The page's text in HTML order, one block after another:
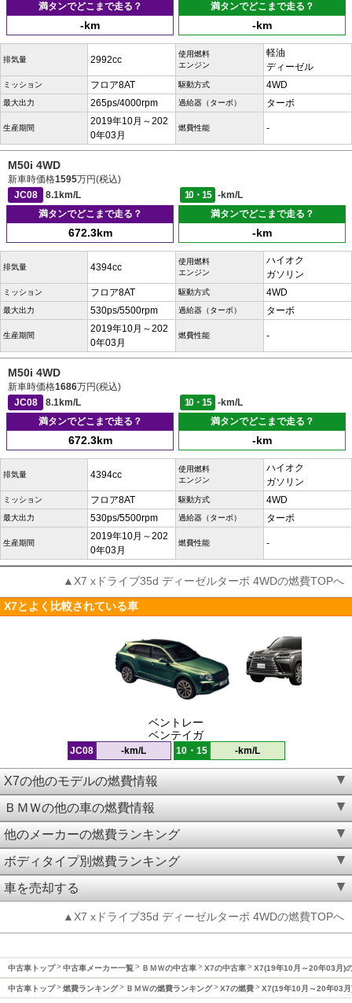
満タンでどこまで走る？
-km
満タンでどこまで走る？
-km
排気量 2992cc
使用燃料
エンジン
軽油
ディーゼル
ミッション フロア8AT 駆動方式 4WD
最大出力 265ps/4000rpm 過給器（ターボ） ターボ
生産期間
2019年10月～202
0年03月
燃費性能 -
M50i 4WD
新車時価格1595万円(税込)
JC08
8.1km/L 10・15
-km/L
満タンでどこまで走る？
672.3km
満タンでどこまで走る？
-km
排気量 4394cc
使用燃料
エンジン
ハイオク
ガソリン
ミッション フロア8AT 駆動方式 4WD
最大出力 530ps/5500rpm 過給器（ターボ） ターボ
生産期間
2019年10月～202
0年03月
燃費性能 -
M50i 4WD
新車時価格1686万円(税込)
JC08
8.1km/L 10・15
-km/L
満タンでどこまで走る？
672.3km
満タンでどこまで走る？
-km
排気量 4394cc
使用燃料
エンジン
ハイオク
ガソリン
ミッション フロア8AT 駆動方式 4WD
最大出力 530ps/5500rpm 過給器（ターボ） ターボ
生産期間
2019年10月～202
0年03月
燃費性能 -
▲X7 xドライブ35d ディーゼルターボ 4WDの燃費TOPへ
X7とよく比較されている車
ベントレー
ベンテイガ
JC08 -km/L 10・15 -km/L
X7の他のモデルの燃費情報
ＢＭＷの他の車の燃費情報
他のメーカーの燃費ランキング
ボディタイプ別燃費ランキング
車を売却する
▲X7 xドライブ35d ディーゼルターボ 4WDの燃費TOPへ
中古車トップ 中古車メーカー一覧 ＢＭＷの中古車 X7の中古車 X7(19年10月～20年03月)
中古車トップ 燃費ランキング ＢＭＷの燃費ランキング X7の燃費 X7(19年10月～20年03月